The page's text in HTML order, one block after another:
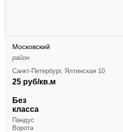
Московский
район
Санкт-Петербург, Ялтинская 10
25 руб/кв.м
Без
класса
Пандус
Ворота